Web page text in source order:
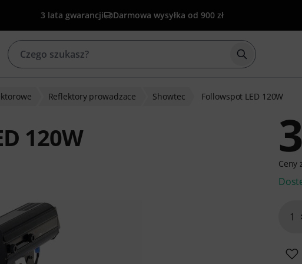
3 lata gwarancji Darmowa wysyłka od 900 zł
Rozpocznij
Reflektory prowadzace Showtec Followspot LED 120W
120W
Ceny
1